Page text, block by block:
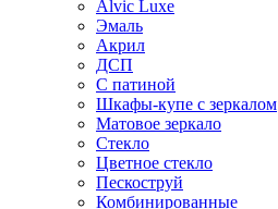
Alvic Luxe
Эмаль
Акрил
ДСП
С патиной
Шкафы-купе с зеркалом
Матовое зеркало
Стекло
Цветное стекло
Пескоструй
Комбинированные